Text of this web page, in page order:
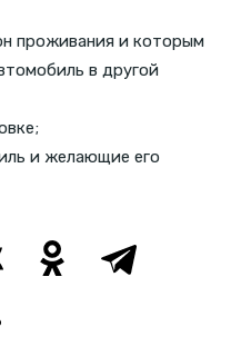
проживания и которым
в другой
и желающие его